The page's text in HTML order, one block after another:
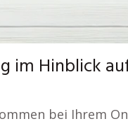
im Hinblick
bei Ihrem